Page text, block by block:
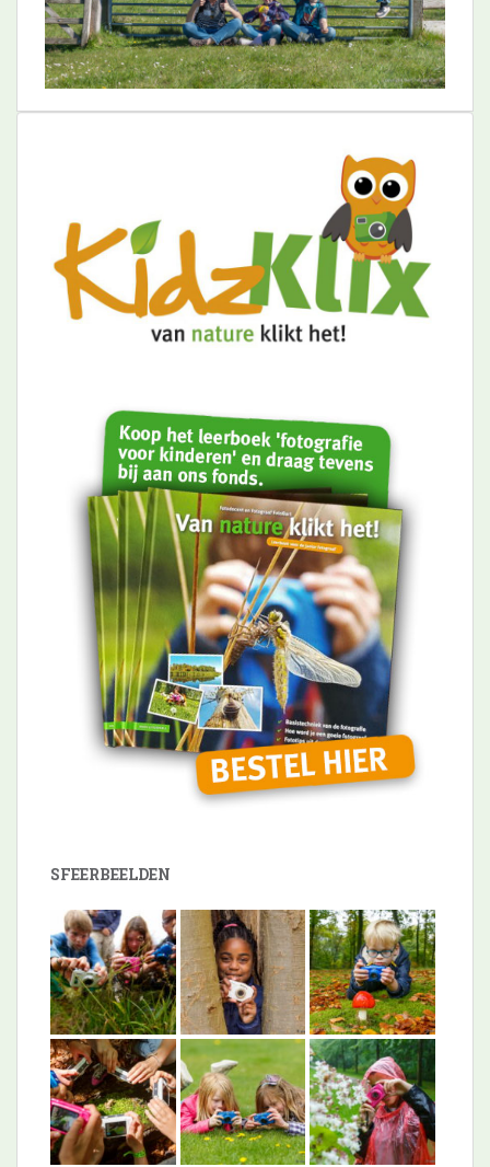
SFEERBEELDEN